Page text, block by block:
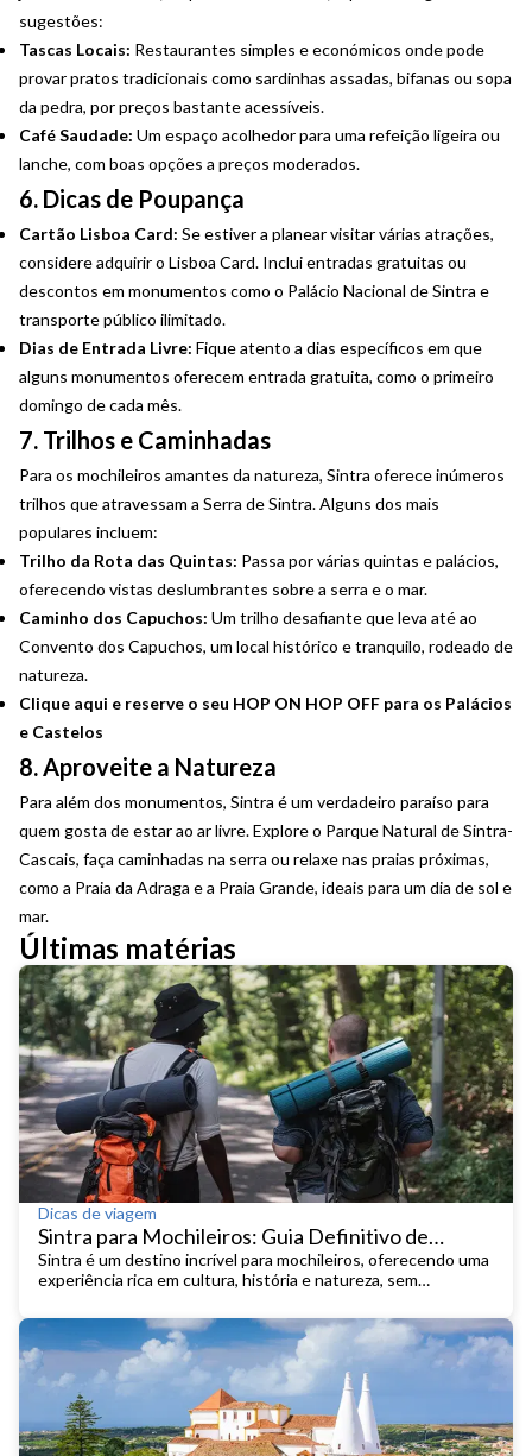
sugestões:
Tascas Locais: Restaurantes simples e económicos onde pode
provar pratos tradicionais como sardinhas assadas, bifanas ou sopa
da pedra, por preços bastante acessíveis.
Café Saudade: Um espaço acolhedor para uma refeição ligeira ou
lanche, com boas opções a preços moderados.
6. Dicas de Poupança
Cartão Lisboa Card: Se estiver a planear visitar várias atrações,
considere adquirir o Lisboa Card. Inclui entradas gratuitas ou
descontos em monumentos como o Palácio Nacional de Sintra e
transporte público ilimitado.
Dias de Entrada Livre: Fique atento a dias específicos em que
alguns monumentos oferecem entrada gratuita, como o primeiro
domingo de cada mês.
7. Trilhos e Caminhadas
Para os mochileiros amantes da natureza, Sintra oferece inúmeros
trilhos que atravessam a Serra de Sintra. Alguns dos mais
populares incluem:
Trilho da Rota das Quintas: Passa por várias quintas e palácios,
oferecendo vistas deslumbrantes sobre a serra e o mar.
Caminho dos Capuchos: Um trilho desafiante que leva até ao
Convento dos Capuchos, um local histórico e tranquilo, rodeado de
natureza.
Clique aqui e reserve o seu HOP ON HOP OFF para os Palácios
e Castelos
8. Aproveite a Natureza
Para além dos monumentos, Sintra é um verdadeiro paraíso para
quem gosta de estar ao ar livre. Explore o Parque Natural de Sintra-
Cascais, faça caminhadas na serra ou relaxe nas praias próximas,
como a Praia da Adraga e a Praia Grande, ideais para um dia de sol e
mar.
Últimas matérias
Dicas de viagem
Sintra para Mochileiros: Guia Definitivo de
Viagem Económica
Sintra é um destino incrível para mochileiros, oferecendo uma
experiência rica em cultura, história e natureza, sem